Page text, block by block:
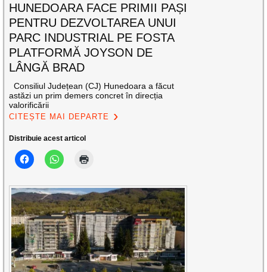
HUNEDOARA FACE PRIMII PAȘI
PENTRU DEZVOLTAREA UNUI
PARC INDUSTRIAL PE FOSTA
PLATFORMĂ JOYSON DE
LÂNGĂ BRAD
Consiliul Județean (CJ) Hunedoara a făcut
astăzi un prim demers concret în direcția
valorificării
CITEȘTE MAI DEPARTE
Distribuie acest articol